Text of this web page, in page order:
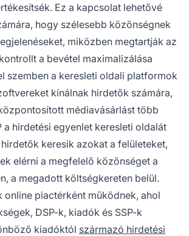
Ez a kapcsolat lehetővé
hogy szélesebb közönségnek
miközben megtartják az
a bevétel maximalizálása
szemben a keresleti oldali platformok
kínálnak hirdetők számára,
médiavásárlást több
a hirdetési egyenlet keresleti oldalát
keresik azokat a felületeket,
elérni a megfelelő közönséget a
a megadott költségkereten belül.
online piactérként működnek, ahol
DSP-k, kiadók és SSP-k
kiadóktól származó hirdetési